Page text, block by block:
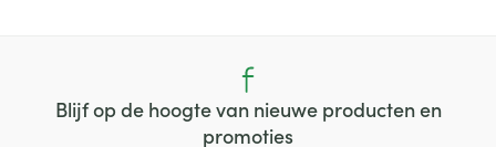
Blijf op de hoogte van nieuwe producten en
promoties